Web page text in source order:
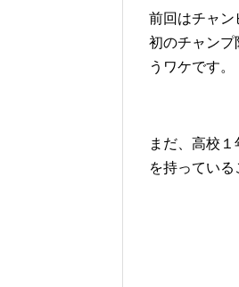
前回はチャン
初のチャンプ
うワケです。
まだ、高校
を持っている